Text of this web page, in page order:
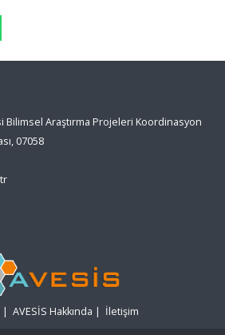
Bilimsel Araştırma Projeleri Koordinasyon
07058
| AVESİS Hakkında | İletişim